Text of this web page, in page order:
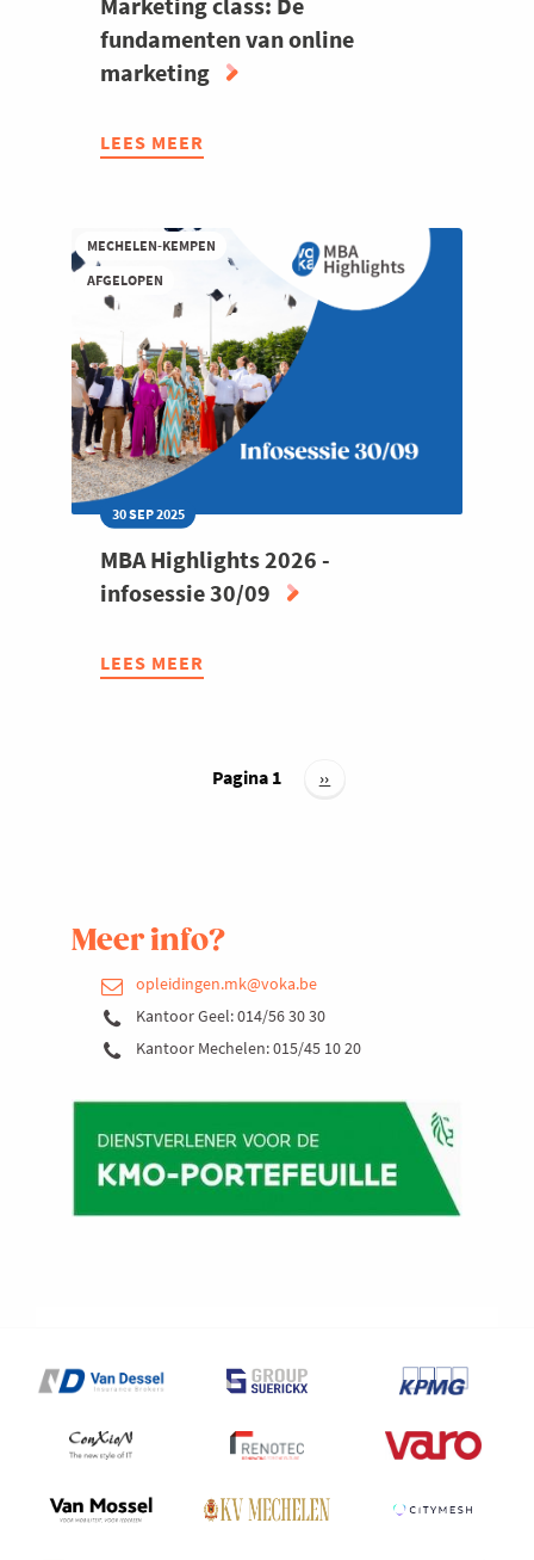
fundamenten van online
marketing
LEES MEER
ABOUT
FUNDAMENTEN
VAN
ONLINE
MARKETING
MECHELEN-KEMPEN
AFGELOPEN
30 SEP 2025
MBA Highlights 2026 -
infosessie 30/09
LEES MEER
ABOUT
Pagina 1
Volgende
››
Meer info?
opleidingen.mk@voka.be
Kantoor Geel: 014/56 30 30
Kantoor Mechelen: 015/45 10 20